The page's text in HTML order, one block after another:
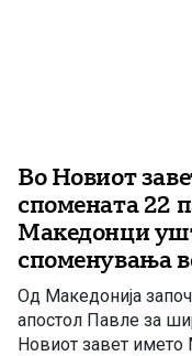
Во Новиот
спомената 22
Македонци
споменувања
Од Македонија
апостол Павле за
Новиот завет името